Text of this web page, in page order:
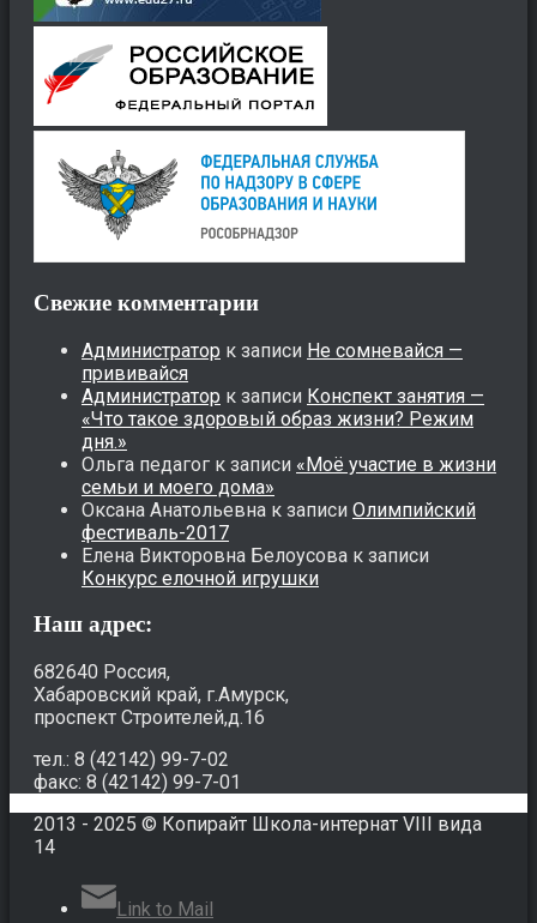
Свежие комментарии
Администратор к записи Не сомневайся —
прививайся
Администратор к записи Конспект занятия —
«Что такое здоровый образ жизни? Режим
дня.»
Ольга педагог к записи «Моё участие в жизни
семьи и моего дома»
Оксана Анатольевна к записи Олимпийский
фестиваль-2017
Елена Викторовна Белоусова к записи
Конкурс елочной игрушки
Наш адрес:
682640 Россия,
Хабаровский край, г.Амурск,
проспект Строителей,д.16
тел.: 8 (42142) 99-7-02
факс: 8 (42142) 99-7-01
2013 - 2025 © Копирайт Школа-интернат VIII вида
14
Link to Mail